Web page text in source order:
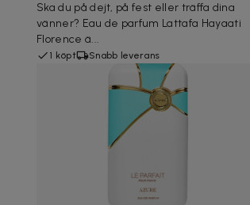
Ska du på dejt, på fest eller träffa dina
vänner? Eau de parfum Lattafa Hayaati
Florence ä...
1 köpt Snabb leverans